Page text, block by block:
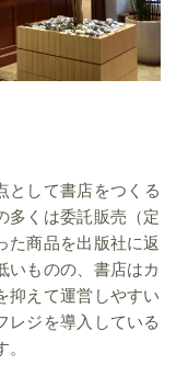
として書店をつくる
多くは委託販売（定
た商品を出版社に返
いものの、書店はカ
抑えて運営しやすい
レジを導入している